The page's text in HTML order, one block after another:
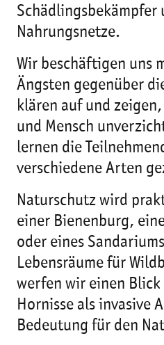
Schädlingsbekämpfer
Nahrungsnetze.
Wir beschäftigen uns
Ängsten gegenüber
klären auf und
und Mensch
lernen die
verschiedene Arten
Naturschutz wird
einer Bienenburg,
oder eines
Lebensräume für
werfen wir einen
Hornisse als invasive
Bedeutung für den